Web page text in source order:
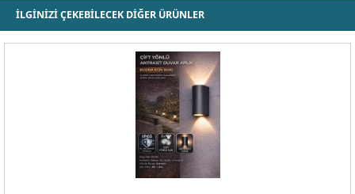
İLGİNİZİ ÇEKEBİLECEK DİĞER ÜRÜNLER